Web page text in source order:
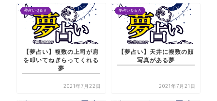
夢占いＱ＆Ａ
【夢占い】複数の上司が肩
を叩いてねぎらってくれる
夢
2021年7月22日
夢占いＱ＆Ａ
【夢占い】天井に複数の顔
写真がある夢
2021年7月21日